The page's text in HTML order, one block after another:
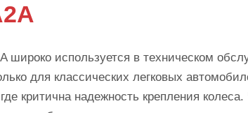
широко используется в техническом
для классических легковых
критична надежность крепления